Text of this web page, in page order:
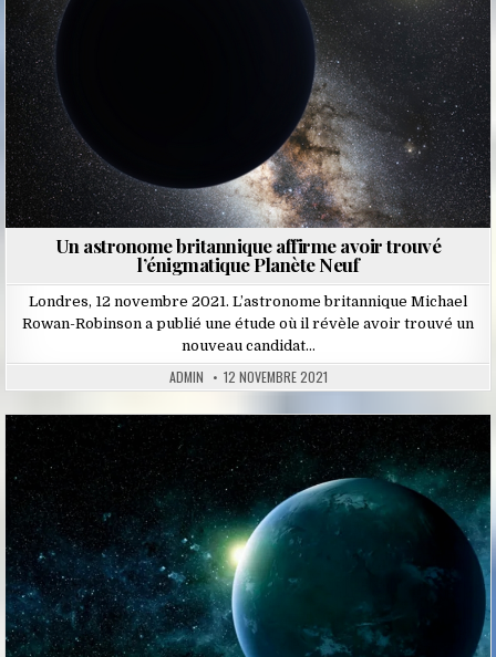
Un astronome britannique affirme avoir trouvé
l’énigmatique Planète Neuf
Londres, 12 novembre 2021. L’astronome britannique Michael
Rowan-Robinson a publié une étude où il révèle avoir trouvé un
nouveau candidat…
ADMIN 12 NOVEMBRE 2021
Posted
in